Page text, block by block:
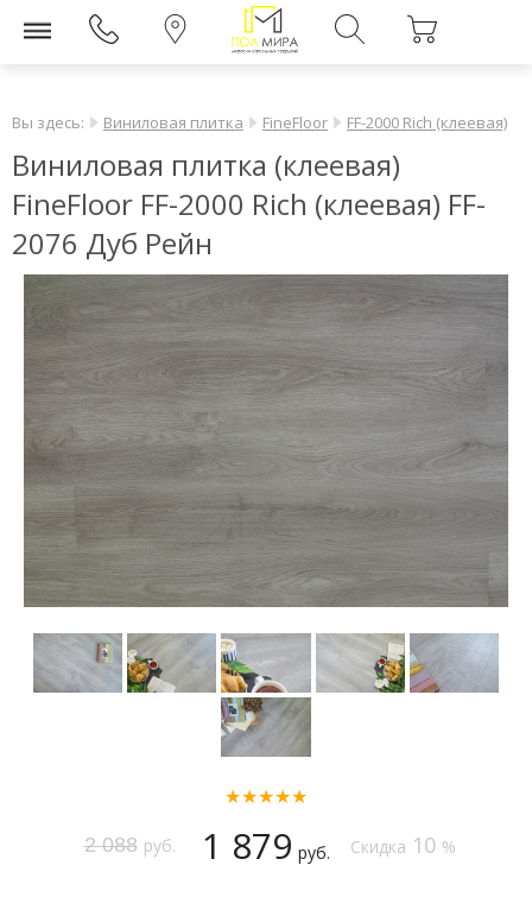
Вы здесь: Виниловая плитка FineFloor FF-2000 Rich (клеевая)
Виниловая плитка (клеевая)
FineFloor FF-2000 Rich (клеевая) FF-
2076 Дуб Рейн
★★★★★
2 088 руб. 1 879 руб. Скидка 10 %